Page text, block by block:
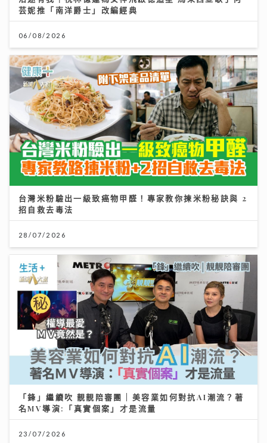
芸妮推「南洋爵士」改編經典
06/08/2026
台灣米粉驗出一級致癌物甲醛！專家教你揀米粉秘訣與 2
招自救去毒法
28/07/2026
「鋒」繼續吹 靚靚陪審團 | 美容業如何對抗AI潮流？著
名MV導演:「真實個案」才是流量
23/07/2026